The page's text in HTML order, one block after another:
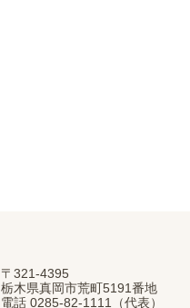
〒321-4395
栃木県真岡市荒町5191番地
電話 0285-82-1111（代表）